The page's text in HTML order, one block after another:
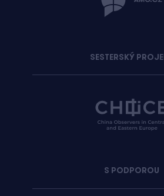
SESTERSKÝ
S PODPOROU